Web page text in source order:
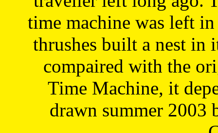
time machine was left
thrushes built a nest in
compaired with the
Time Machine, it
drawn summer 2003